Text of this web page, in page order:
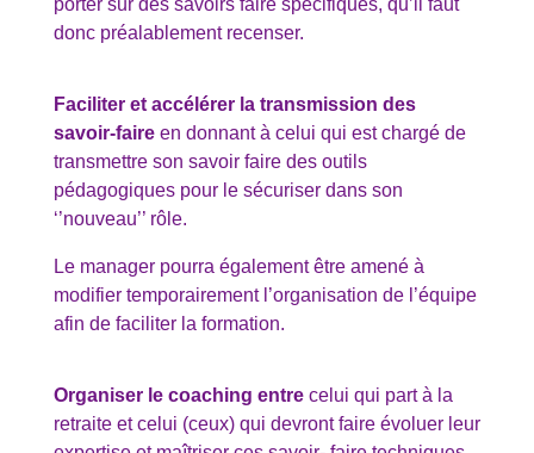
porter sur des savoirs faire spécifiques, qu’il faut
donc préalablement recenser.
Faciliter et accélérer la transmission des
savoir-faire en donnant à celui qui est chargé de
transmettre son savoir faire des outils
pédagogiques pour le sécuriser dans son
‘’nouveau’’ rôle.
Le manager pourra également être amené à
modifier temporairement l’organisation de l’équipe
afin de faciliter la formation.
Organiser le coaching entre celui qui part à la
retraite et celui (ceux) qui devront faire évoluer leur